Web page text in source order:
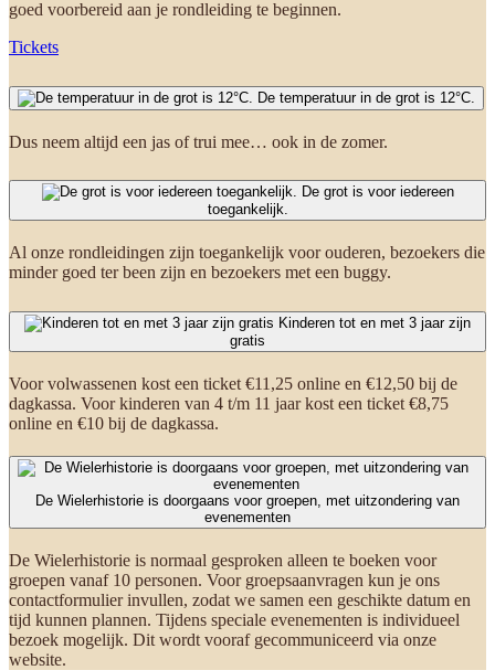
goed voorbereid aan je rondleiding te beginnen.
Tickets
De temperatuur in de grot is 12°C.
Dus neem altijd een jas of trui mee… ook in de zomer.
De grot is voor iedereen
toegankelijk.
Al onze rondleidingen zijn toegankelijk voor ouderen, bezoekers die
minder goed ter been zijn en bezoekers met een buggy.
Kinderen tot en met 3 jaar zijn
gratis
Voor volwassenen kost een ticket €11,25 online en €12,50 bij de
dagkassa. Voor kinderen van 4 t/m 11 jaar kost een ticket €8,75
online en €10 bij de dagkassa.
De Wielerhistorie is doorgaans voor groepen, met uitzondering van
evenementen
De Wielerhistorie is normaal gesproken alleen te boeken voor
groepen vanaf 10 personen. Voor groepsaanvragen kun je ons
contactformulier invullen, zodat we samen een geschikte datum en
tijd kunnen plannen. Tijdens speciale evenementen is individueel
bezoek mogelijk. Dit wordt vooraf gecommuniceerd via onze
website.